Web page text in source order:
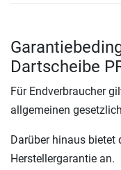
Dartscheibe
Für Endverbraucher
allgemeinen
Darüber hinaus bietet
Herstellergarantie an.